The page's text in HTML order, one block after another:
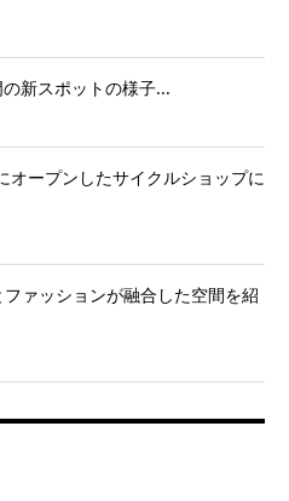
の新スポットの様子...
オープンしたサイクルショップに
ァッションが融合した空間を紹